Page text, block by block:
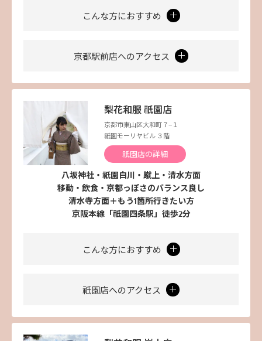
こんな方におすすめ
京都駅前店へのアクセス
梨花和服 祇園店
京都市東山区大和町７−１
祇園モーリヤビル ３階
祇園店の詳細
八坂神社・祇園白川・蹴上・清水方面
移動・飲食・京都っぽさのバランス良し
清水寺方面＋もう1箇所行きたい方
京阪本線「祇園四条駅」徒歩2分
こんな方におすすめ
祇園店へのアクセス